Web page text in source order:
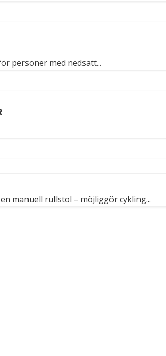
personer med nedsatt...
manuell rullstol – möjliggör cykling...